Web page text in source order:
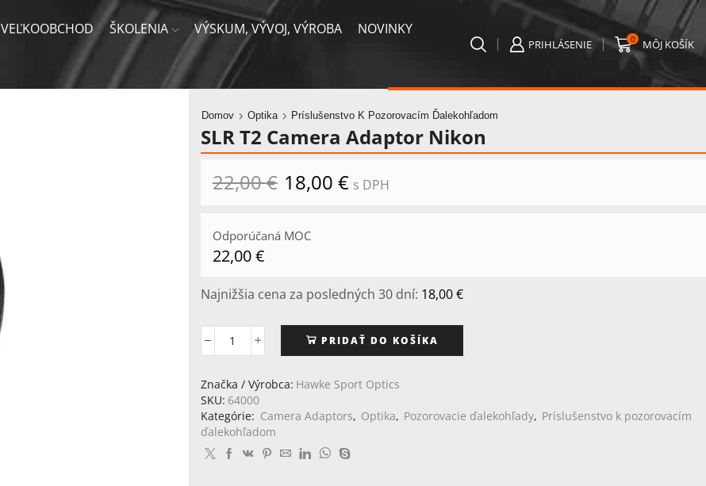
VEĽKOOBCHOD ŠKOLENIA VÝSKUM, VÝVOJ, VÝROBA
NOVINKY
PRIHLÁSENIE 0 MÔJ KOŠÍK
Domov Optika Príslušenstvo K Pozorovacím Ďalekohľadom
SLR T2 Camera Adaptor Nikon
22,00€ Pôvodná
cena
22,00 €.
18,00 €Aktuálna
s DPH
Odporúčaná MOC
22,00€
Najnižšia cena za posledných 30 dní: 18,00€
množstvo
T2
Camera
Adaptor
Nikon
PRIDAŤ DO KOŠÍKA
Značka / Výrobca: Hawke Sport Optics
SKU: 64000
Kategórie: Camera Adaptors, Optika, Pozorovacie ďalekohľady, Príslušenstvo k pozorovacím
ďalekohľadom